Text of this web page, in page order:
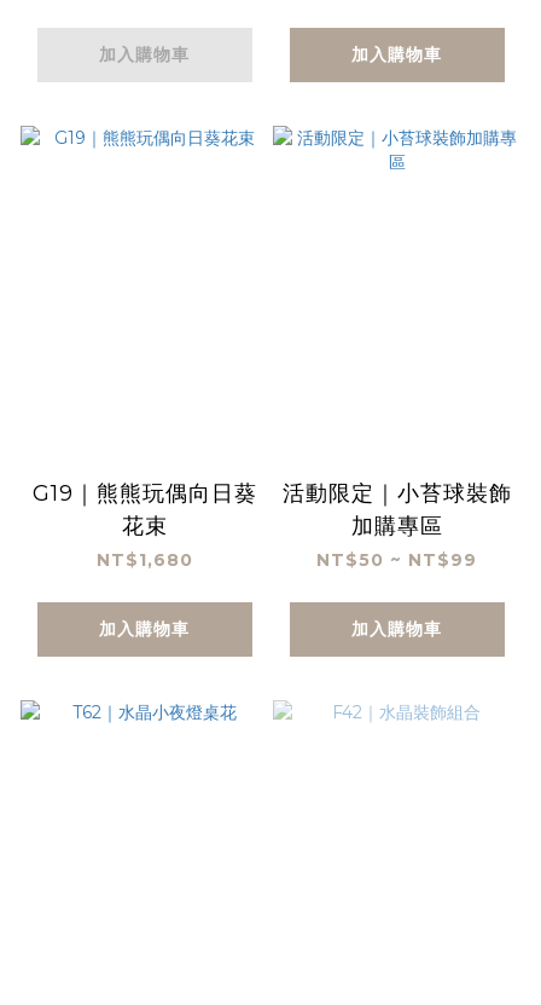
加入購物車 加入購物車
G19｜熊熊玩偶向日葵
花束
NT$1,680
加入購物車
活動限定｜小苔球裝飾
加購專區
NT$50 ~ NT$99
加入購物車